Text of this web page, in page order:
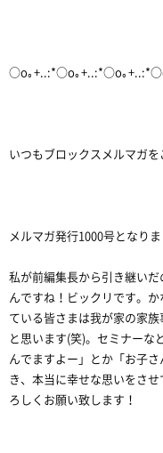
○o｡+..:*○o｡+..:*○o｡
いつもブロックスメルマガを
メルマガ発行1000号となり
私が前編集長から引き継い
んですね！ビックリです。
ている皆さまは我が家の家
と思います(笑)。セミナーな
んでますよー」とか「お子
き、本当に幸せな思いをさ
ろしくお願い致します！